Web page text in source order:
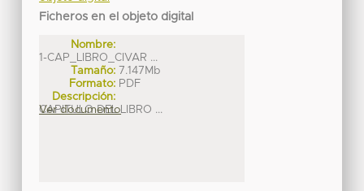
Ficheros en el objeto digital
Nombre:
1-CAP_LIBRO_CIVAR ...
Tamaño: 7.147Mb
Formato: PDF
Descripción:
CAPITULO DEL LIBRO ...
Ver documento